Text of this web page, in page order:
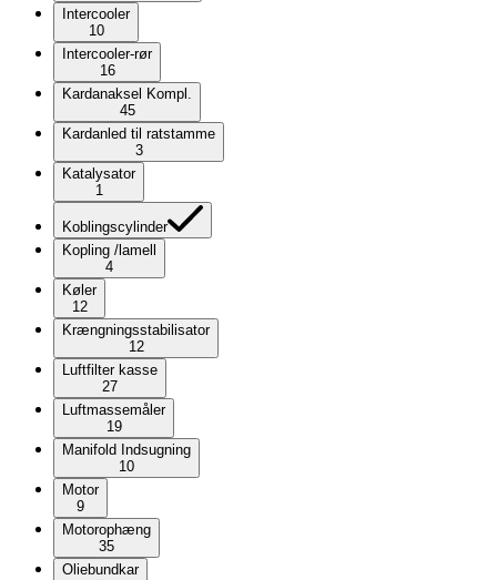
Intercooler
10
Intercooler-rør
16
Kardanaksel Kompl.
45
Kardanled til ratstamme
3
Katalysator
1
Koblingscylinder
Kopling /lamell
4
Køler
12
Krængningsstabilisator
12
Luftfilter kasse
27
Luftmassemåler
19
Manifold Indsugning
10
Motor
9
Motorophæng
35
Oliebundkar